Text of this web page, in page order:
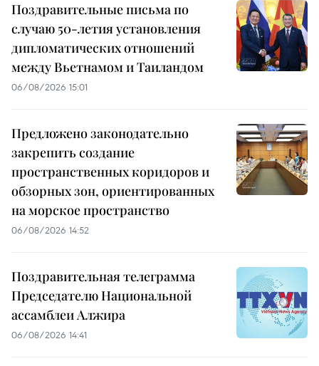
Поздравительные письма по
случаю 50-летия установления
дипломатических отношений
между Вьетнамом и Таиландом
06/08/2026 15:01
Предложено законодательно
закрепить создание
пространственных коридоров и
обзорных зон, ориентированных
на морское пространство
06/08/2026 14:52
Поздравительная телеграмма
Председателю Национальной
ассамблеи Алжира
06/08/2026 14:41